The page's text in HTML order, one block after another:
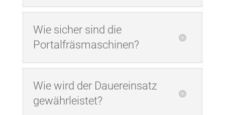
Wie sicher sind die
Portalfräsmaschinen?
Wie wird der Dauereinsatz
gewährleistet?